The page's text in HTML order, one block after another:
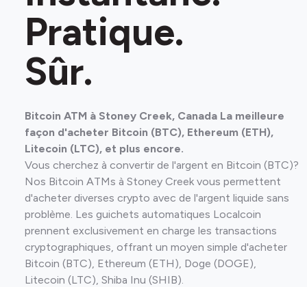
Pratique.
Sûr.
Bitcoin ATM à Stoney Creek, Canada La meilleure
façon d'acheter Bitcoin (BTC), Ethereum (ETH),
Litecoin (LTC), et plus encore.
Vous cherchez à convertir de l'argent en Bitcoin (BTC)?
Nos Bitcoin ATMs à Stoney Creek vous permettent
d'acheter diverses crypto avec de l'argent liquide sans
problème. Les guichets automatiques Localcoin
prennent exclusivement en charge les transactions
cryptographiques, offrant un moyen simple d'acheter
Bitcoin (BTC), Ethereum (ETH), Doge (DOGE),
Litecoin (LTC), Shiba Inu (SHIB).